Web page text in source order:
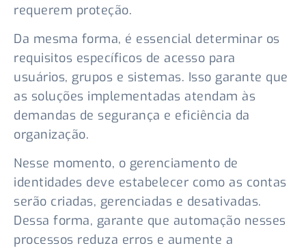
requerem proteção.
Da mesma forma, é essencial determinar os
requisitos específicos de acesso para
usuários, grupos e sistemas. Isso garante que
as soluções implementadas atendam às
demandas de segurança e eficiência da
organização.
Nesse momento, o gerenciamento de
identidades deve estabelecer como as contas
serão criadas, gerenciadas e desativadas.
Dessa forma, garante que automação nesses
processos reduza erros e aumente a